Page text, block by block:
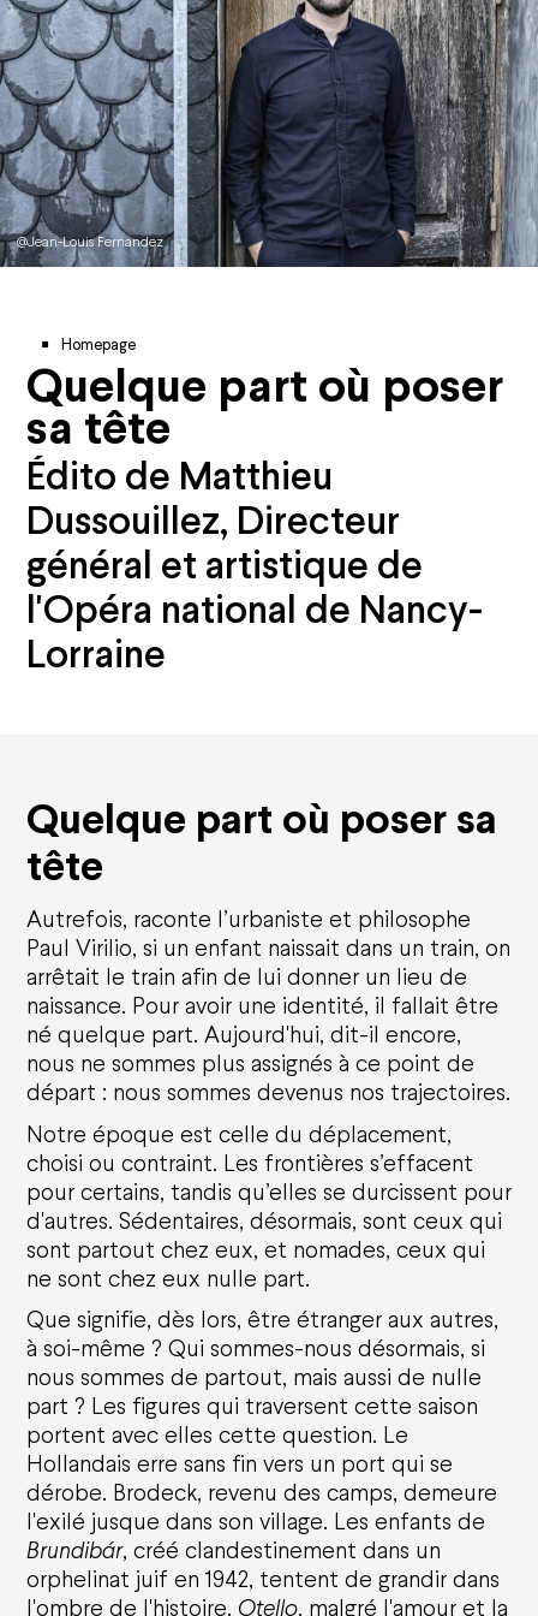
@Jean-Louis Fernandez
Breadcrumb
Homepage
Quelque part où poser
sa tête
Édito de Matthieu
Dussouillez, Directeur
général et artistique de
l'Opéra national de Nancy-
Lorraine
Quelque part où poser sa
tête
Autrefois, raconte l’urbaniste et philosophe
Paul Virilio, si un enfant naissait dans un train, on
arrêtait le train afin de lui donner un lieu de
naissance. Pour avoir une identité, il fallait être
né quelque part. Aujourd'hui, dit-il encore,
nous ne sommes plus assignés à ce point de
départ : nous sommes devenus nos trajectoires.
Notre époque est celle du déplacement,
choisi ou contraint. Les frontières s’effacent
pour certains, tandis qu’elles se durcissent pour
d'autres. Sédentaires, désormais, sont ceux qui
sont partout chez eux, et nomades, ceux qui
ne sont chez eux nulle part.
Que signifie, dès lors, être étranger aux autres,
à soi-même ? Qui sommes-nous désormais, si
nous sommes de partout, mais aussi de nulle
part ? Les figures qui traversent cette saison
portent avec elles cette question. Le
Hollandais erre sans fin vers un port qui se
dérobe. Brodeck, revenu des camps, demeure
l'exilé jusque dans son village. Les enfants de
Brundibár, créé clandestinement dans un
orphelinat juif en 1942, tentent de grandir dans
l'ombre de l'histoire. Otello, malgré l'amour et la
Agenda